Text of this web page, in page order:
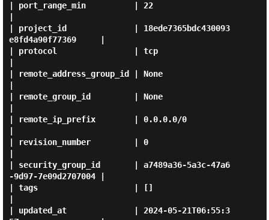
| port_range_min          | 22
| project_id              | 18ede7365bdc430093
e8fd4a90f77369     |
| protocol                | tcp
| remote_address_group_id | None
| remote_group_id         | None
| remote_ip_prefix        | 0.0.0.0/0
| revision_number         | 0
| security_group_id       | a7489a36-5a3c-47a6
-9d97-7e09d2707004 |
| tags                    | []
| updated_at              | 2024-05-21T06:55:3